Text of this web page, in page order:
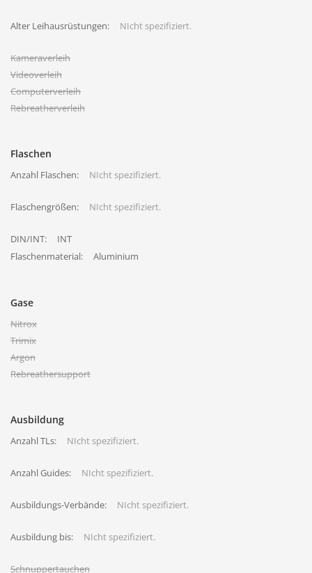
Alter Leihausrüstungen: NIcht spezifiziert.
Kameraverleih
Videoverleih
Computerverleih
Rebreatherverleih
Flaschen
Anzahl Flaschen: NIcht spezifiziert.
Flaschengrößen: NIcht spezifiziert.
DIN/INT:
INT
Flaschenmaterial:
Aluminium
Gase
Nitrox
Trimix
Argon
Rebreathersupport
Ausbildung
Anzahl TLs: NIcht spezifiziert.
Anzahl Guides: NIcht spezifiziert.
Ausbildungs-Verbände: NIcht spezifiziert.
Ausbildung bis: NIcht spezifiziert.
Schnuppertauchen